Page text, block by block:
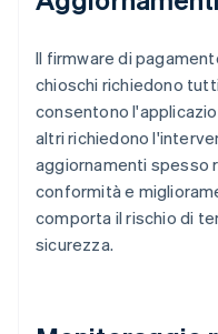
Il firmware di
chioschi richiedono
consentono
altri richiedono
aggiornamenti spesso
conformità e
comporta il rischio di
sicurezza.